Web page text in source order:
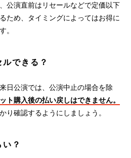
公演直前はリセールなどで定価以下
ため、タイミングによってはお得に
。
できる？
日公演では、公演中止の場合を除
ト購入後の払い戻しはできません。
り確認するようにしましょう。
？